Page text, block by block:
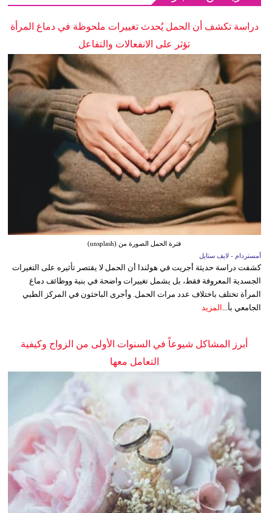
دراسة تكشف أن الحمل يُحدث تغييرات ملحوظة في دماغ المرأة
تؤثر على الانفعالات والتفاعل
فترة الحمل الصورة من (unsplash)
أمستردام - لايف ستايل
كشفت دراسة حديثة أجريت في هولندا أن الحمل لا يقتصر تأثيره على التغيرات
الجسدية المعروفة فقط، بل يشمل تغييرات واضحة في بنية ووظائف دماغ
المرأة تختلف باختلاف عدد مرات الحمل. وأجرى الباحثون في المركز الطبي
الجامعي بأ... المزيد
أبرز المشاكل شيوعاً في السنوات الأولى من الزواج وكيفية
التعامل معها